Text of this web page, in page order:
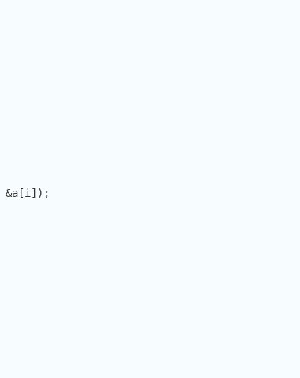
&a[i ] ) ;